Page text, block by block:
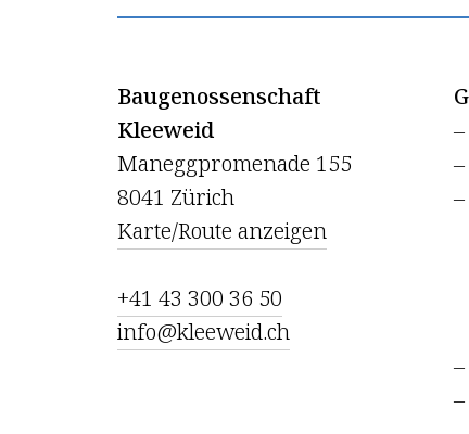
Baugenossenschaft
Kleeweid
Maneggpromenade 155
8041 Zürich
Karte/Route anzeigen
+41 43 300 36 50
info@kleeweid.ch